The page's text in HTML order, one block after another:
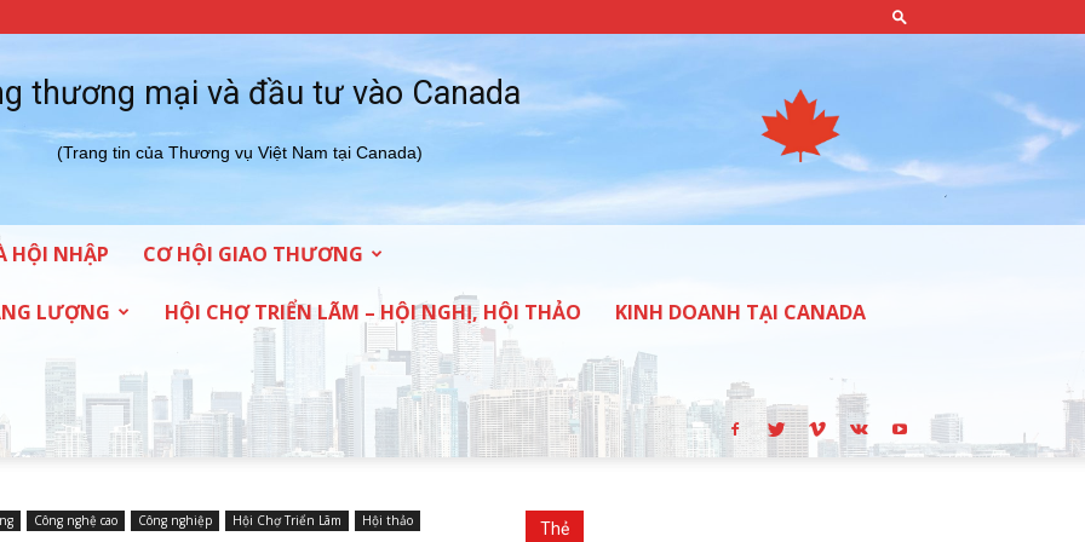
thương mại và đầu tư vào Canada
(Trang tin của Thương vụ Việt Nam tại Canada)
HỘI NHẬP CƠ HỘI GIAO THƯƠNG
LƯỢNG HỘI CHỢ TRIỂN LÃM – HỘI NGHỊ, HỘI THẢO KINH DOANH TẠI CANADA
Công nghệ cao Công nghiệp Hội Chợ Triển Lãm
Hội thảo
Thẻ